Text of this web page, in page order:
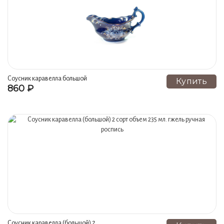
Соусник каравелла большой
(глухой кобальт) объем 235 мл.
860 ₽
Купить